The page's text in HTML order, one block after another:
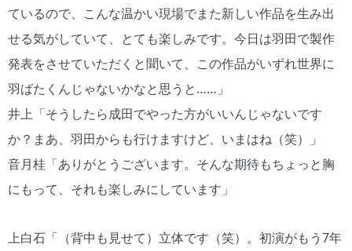
ているので、こんな温かい現場でまた新しい作品を生み出
せる気がしていて、とても楽しみです。今日は羽田で製作
発表をさせていただくと聞いて、この作品がいずれ世界に
羽ばたくんじゃないかなと思うと……」
井上「そうしたら成田でやった方がいいんじゃないです
か？まあ、羽田からも行けますけど、いまはね（笑）」
音月桂「ありがとうございます。そんな期待もちょっと胸
にもって、それも楽しみにしています」
上白石「（背中も見せて）立体です（笑）。初演がもう7年